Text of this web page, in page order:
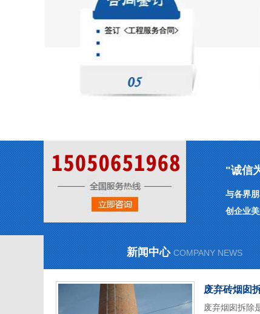
"诚信
与各界
创企业
新闻中心COMPANY NEWS
废弃砖烟囱
废弃烟囱拆除